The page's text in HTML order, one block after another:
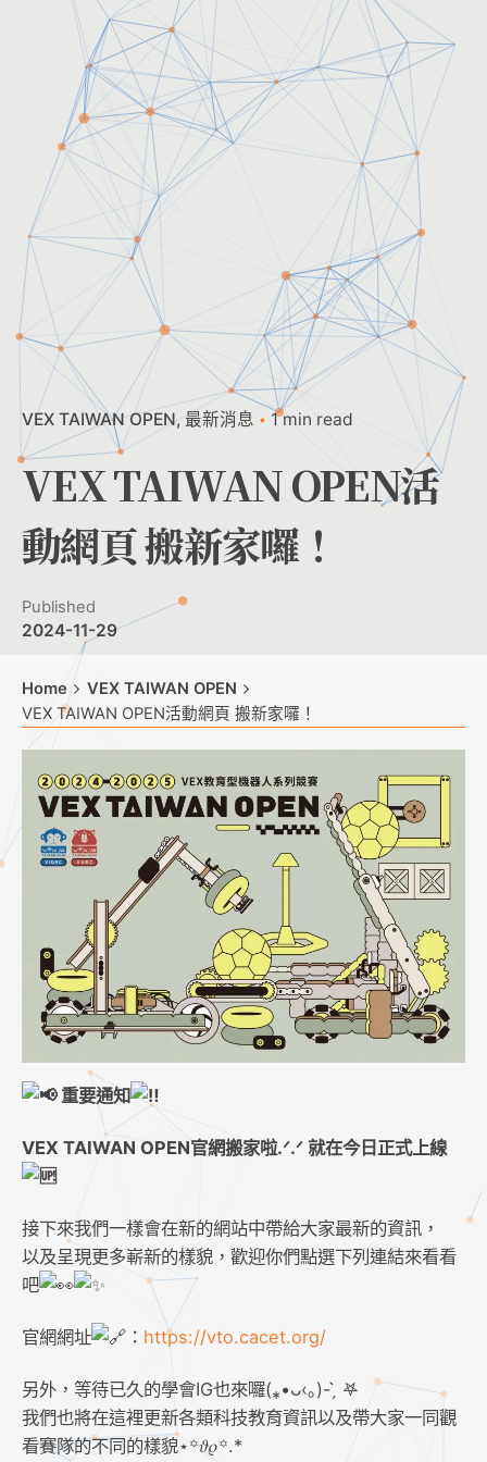
VEX TAIWAN OPEN 最新消息 1 min read
VEX TAIWAN OPEN活
動網頁 搬新家囉！
Published
2024-11-29
Home
VEX TAIWAN OPEN
VEX TAIWAN OPEN活動網頁 搬新家囉！
重要通知
VEX TAIWAN OPEN官網搬家啦.ᐟ‪.ᐟ‪ 就在今日正式上線
接下來我們一樣會在新的網站中帶給大家最新的資訊，
以及呈現更多嶄新的樣貌，歡迎你們點選下列連結來看看
吧
官網網址 ： https://vto.cacet.org/
另外，等待已久的學會IG也來囉(⁎•ᴗ‹｡)- ̗̀ 𖤐
我們也將在這裡更新各類科技教育資訊以及帶大家一同觀
看賽隊的不同的樣貌⋆꙳𝜗𝜚꙳.*‬